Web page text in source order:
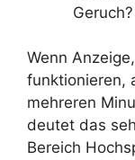
Geruch?
Wenn
funktionieren,
mehreren
deutet das
Bereich